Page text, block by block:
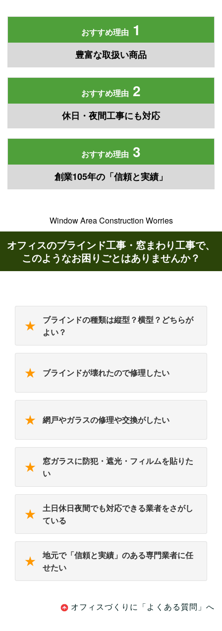
おすすめ理由 1
豊富な取扱い商品
おすすめ理由 2
休日・夜間工事にも対応
おすすめ理由 3
創業105年の「信頼と実績」
Window Area Construction Worries
オフィスのブラインド工事・窓まわり工事で、
このようなお困りごとはありませんか？
★
ブラインドの種類は縦型？横型？どちらが
よい？
★ ブラインドが壊れたので修理したい
★ 網戸やガラスの修理や交換がしたい
★
窓ガラスに防犯・遮光・フィルムを貼りた
い
★
土日休日夜間でも対応できる業者をさがし
ている
★
地元で「信頼と実績」のある専門業者に任
せたい
オフィスづくりに「よくある質問」へ